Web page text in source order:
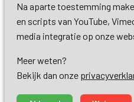
Na aparte toestemming
en scripts van YouTube,
media integratie op onze
Meer weten?
Bekijk dan onze
Copyright 2026 ©
Terms